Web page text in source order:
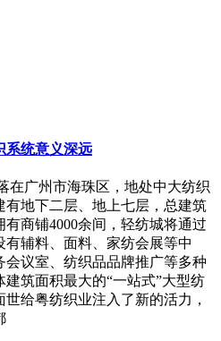
系统意义深远
广州市海珠区，地处中大纺织
有地下二层、地上七层，总建筑
商铺4000余间，轻纺城将通过
辅料、面料、家纺会展等中
会议室、纺织品品牌推广等多种
筑面积最大的“一站式”大型纺
给粤纺织业注入了新的活力，